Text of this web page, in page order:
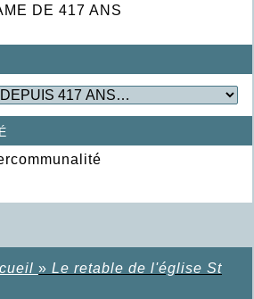
DE 417 ANS
» Le retable de l'église St